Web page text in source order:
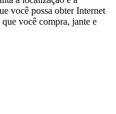
você possa obter Internet
você compra, jante e